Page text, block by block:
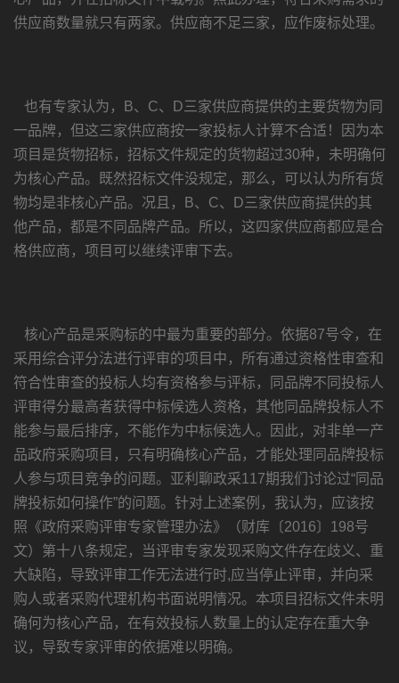
供应商数量就只有两家。供应商不足三家，应作废标处理。
也有专家认为，B、C、D三家供应商提供的主要货物为同
一品牌，但这三家供应商按一家投标人计算不合适！因为本
项目是货物招标，招标文件规定的货物超过30种，未明确何
为核心产品。既然招标文件没规定，那么，可以认为所有货
物均是非核心产品。况且，B、C、D三家供应商提供的其
他产品，都是不同品牌产品。所以，这四家供应商都应是合
格供应商，项目可以继续评审下去。
核心产品是采购标的中最为重要的部分。依据87号令，在
采用综合评分法进行评审的项目中，所有通过资格性审查和
符合性审查的投标人均有资格参与评标，同品牌不同投标人
评审得分最高者获得中标候选人资格，其他同品牌投标人不
能参与最后排序，不能作为中标候选人。因此，对非单一产
品政府采购项目，只有明确核心产品，才能处理同品牌投标
人参与项目竞争的问题。亚利聊政采117期我们讨论过“同品
牌投标如何操作”的问题。针对上述案例，我认为，应该按
照《政府采购评审专家管理办法》（财库〔2016〕198号
文）第十八条规定，当评审专家发现采购文件存在歧义、重
大缺陷，导致评审工作无法进行时,应当停止评审，并向采
购人或者采购代理机构书面说明情况。本项目招标文件未明
确何为核心产品，在有效投标人数量上的认定存在重大争
议，导致专家评审的依据难以明确。